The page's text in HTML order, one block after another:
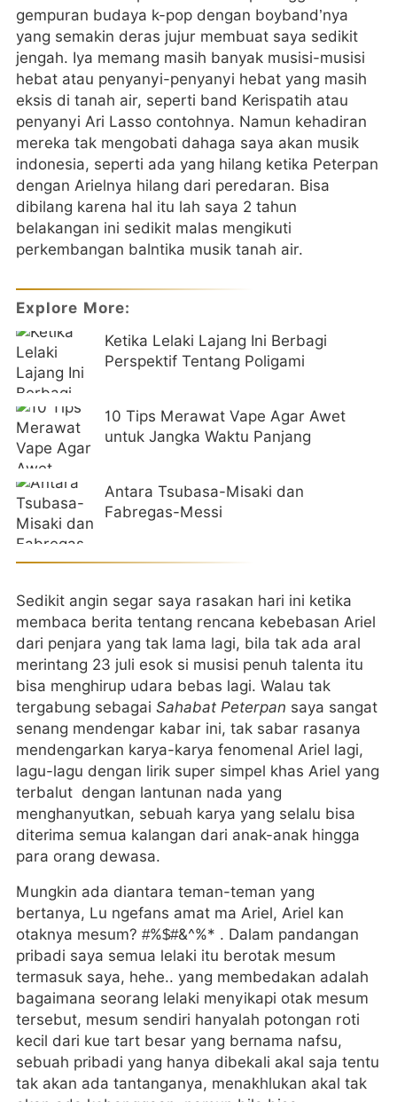
gempuran budaya k-pop dengan boyband’nya
yang semakin deras jujur membuat saya sedikit
jengah. Iya memang masih banyak musisi-musisi
hebat atau penyanyi-penyanyi hebat yang masih
eksis di tanah air, seperti band Kerispatih atau
penyanyi Ari Lasso contohnya. Namun kehadiran
mereka tak mengobati dahaga saya akan musik
indonesia, seperti ada yang hilang ketika Peterpan
dengan Arielnya hilang dari peredaran. Bisa
dibilang karena hal itu lah saya 2 tahun
belakangan ini sedikit malas mengikuti
perkembangan balntika musik tanah air.
Explore More:
Ketika Lelaki Lajang Ini Berbagi
Perspektif Tentang Poligami
10 Tips Merawat Vape Agar Awet
untuk Jangka Waktu Panjang
Antara Tsubasa-Misaki dan
Fabregas-Messi
Sedikit angin segar saya rasakan hari ini ketika
membaca berita tentang rencana kebebasan Ariel
dari penjara yang tak lama lagi, bila tak ada aral
merintang 23 juli esok si musisi penuh talenta itu
bisa menghirup udara bebas lagi. Walau tak
tergabung sebagai Sahabat Peterpan saya sangat
senang mendengar kabar ini, tak sabar rasanya
mendengarkan karya-karya fenomenal Ariel lagi,
lagu-lagu dengan lirik super simpel khas Ariel yang
terbalut dengan lantunan nada yang
menghanyutkan, sebuah karya yang selalu bisa
diterima semua kalangan dari anak-anak hingga
para orang dewasa.
Mungkin ada diantara teman-teman yang
bertanya, Lu ngefans amat ma Ariel, Ariel kan
otaknya mesum? #%$#&^%* . Dalam pandangan
pribadi saya semua lelaki itu berotak mesum
termasuk saya, hehe.. yang membedakan adalah
bagaimana seorang lelaki menyikapi otak mesum
tersebut, mesum sendiri hanyalah potongan roti
kecil dari kue tart besar yang bernama nafsu,
sebuah pribadi yang hanya dibekali akal saja tentu
tak akan ada tantanganya, menakhlukan akal tak